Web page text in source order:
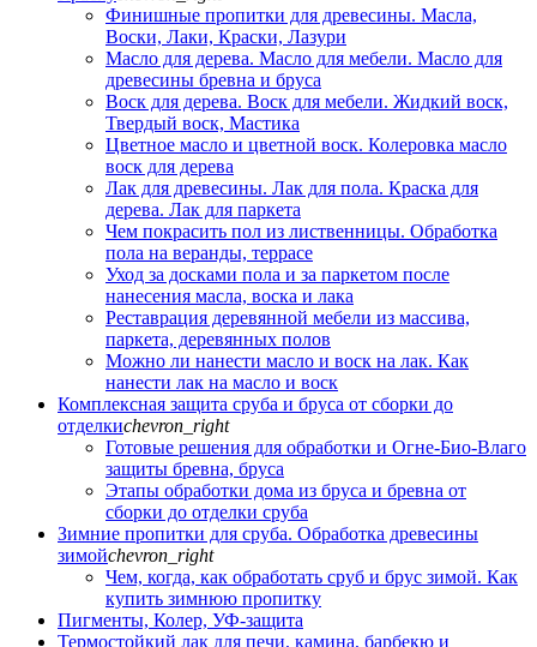
Финишные пропитки для древесины. Масла,
Воски, Лаки, Краски, Лазури
Масло для дерева. Масло для мебели. Масло для
древесины бревна и бруса
Воск для дерева. Воск для мебели. Жидкий воск,
Твердый воск, Мастика
Цветное масло и цветной воск. Колеровка масло
воск для дерева
Лак для древесины. Лак для пола. Краска для
дерева. Лак для паркета
Чем покрасить пол из лиственницы. Обработка
пола на веранды, террасе
Уход за досками пола и за паркетом после
нанесения масла, воска и лака
Реставрация деревянной мебели из массива,
паркета, деревянных полов
Можно ли нанести масло и воск на лак. Как
нанести лак на масло и воск
Комплексная защита сруба и бруса от сборки до
отделкиchevron_right
Готовые решения для обработки и Огне-Био-Влаго
защиты бревна, бруса
Этапы обработки дома из бруса и бревна от
сборки до отделки сруба
Зимние пропитки для сруба. Обработка древесины
зимойchevron_right
Чем, когда, как обработать сруб и брус зимой. Как
купить зимнюю пропитку
Пигменты, Колер, УФ-защита
Термостойкий лак для печи, камина, барбекю и